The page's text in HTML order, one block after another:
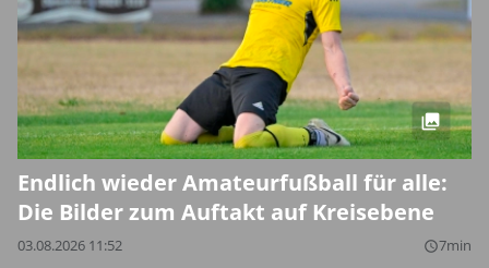
Endlich wieder Amateurfußball für alle:
Die Bilder zum Auftakt auf Kreisebene
03.08.2026 11:52 query_builder7min